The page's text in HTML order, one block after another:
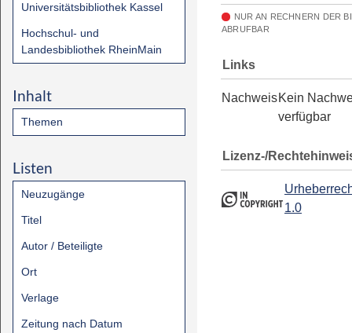
Universitätsbibliothek Kassel
Hochschul- und
Landesbibliothek RheinMain
Inhalt
Themen
Listen
Neuzugänge
Titel
Autor / Beteiligte
Ort
Verlage
Zeitung nach Datum
NUR AN RECHNERN DER
ABRUFBAR
Links
NachweisKein
verfügbar
Lizenz-/
1.0